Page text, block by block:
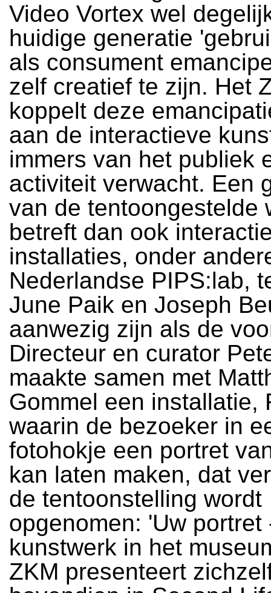
Video Vortex wel
huidige generatie
als consument
zelf creatief te zijn. Het
koppelt deze
aan de interactieve
immers van het publiek
activiteit verwacht. Een
van de tentoongestelde
betreft dan ook
installaties, onder
Nederlandse PIPS:lab,
June Paik en Joseph
aanwezig zijn als de
Directeur en curator
maakte samen met
Gommel een installatie,
waarin de bezoeker in
fotohokje een portret
kan laten maken, dat
de tentoonstelling wordt
opgenomen: 'Uw portret
kunstwerk in het
ZKM presenteert